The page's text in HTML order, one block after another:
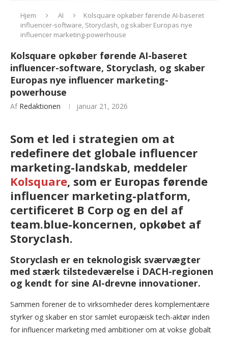
Hjem AI
Kolsquare opkøber førende AI-baseret
influencer-software, Storyclash, og skaber Europas nye
influencer marketing-powerhouse
Kolsquare opkøber førende AI-baseret
influencer-software, Storyclash, og skaber
Europas nye influencer marketing-
powerhouse
Af Redaktionen januar 21, 2026
Som et led i strategien om at
redefinere det globale influencer
marketing-landskab, meddeler
Kolsquare, som er Europas førende
influencer marketing-platform,
certificeret B Corp og en del af
team.blue-koncernen, opkøbet af
Storyclash.
Storyclash er en teknologisk sværvægter
med stærk tilstedeværelse i DACH-regionen
og kendt for sine AI-drevne innovationer.
Sammen forener de to virksomheder deres komplementære
styrker og skaber en stor samlet europæisk tech-aktør inden
for influencer marketing med ambitioner om at vokse globalt